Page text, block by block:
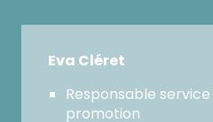
Eva Cléret
Responsable
promotion